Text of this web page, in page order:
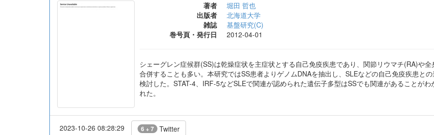
著者
堀田 哲也
出版者
北海道大学
雑誌
基盤研究(C)
巻号頁・発行日
2012-04-01
シェーグレン症候群(SS)は乾燥症状を主症状とする自己免疫疾患であり、関節リウマチ(RA)や
合併することも多い。本研究ではSS患者よりゲノムDNAを抽出し、SLEなどの自己免疫疾患と
検討した。STAT-4、IRF-5などSLEで関連が認められた遺伝子多型はSSでも関連があることが
れた。
2023-10-26 08:28:29 6 + 7 Twitter